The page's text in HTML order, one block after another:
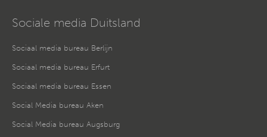
Sociale media Duitsland
Sociaal media bureau Berlijn
Sociaal media bureau Erfurt
Sociaal media bureau Essen
Social Media bureau Aken
Social Media bureau Augsburg